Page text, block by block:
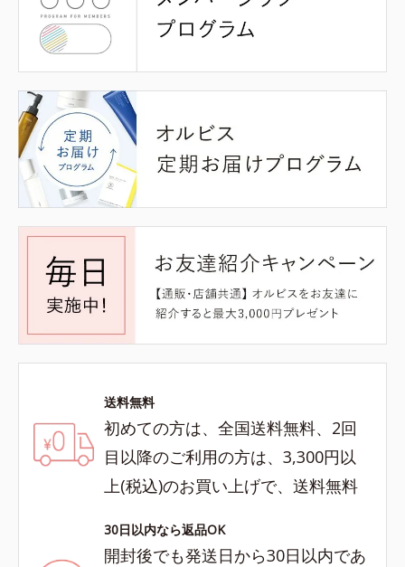
送料無料
初めての方は、全国送料無料、2回
目以降のご利用の方は、3,300円以
上(税込)のお買い上げで、送料無料
30日以内なら返品OK
開封後でも発送日から30日以内であ